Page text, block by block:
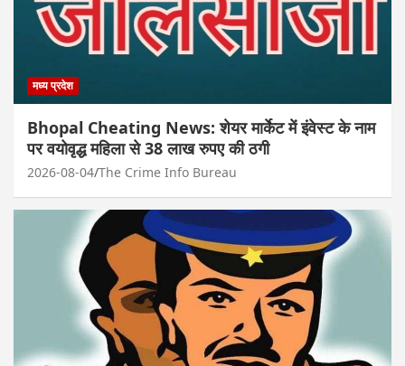
मध्य प्रदेश
Bhopal Cheating News: शेयर मार्केट में इंवेस्ट के नाम
पर वयोवृद्ध महिला से 38 लाख रुपए की ठगी
2026-08-04 The Crime Info Bureau